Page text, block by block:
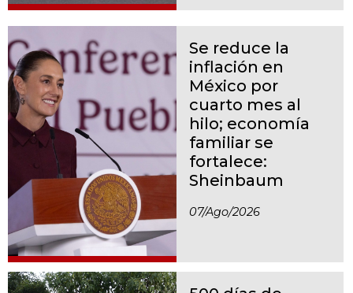
Se reduce la
inflación en
México por
cuarto mes al
hilo; economía
familiar se
fortalece:
Sheinbaum
07/ago/2026